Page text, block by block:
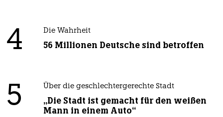
4 Die Wahrheit
56 Millionen Deutsche sind betroffen
5 Über die geschlechtergerechte Stadt
„Die Stadt ist gemacht für den weißen
Mann in einem Auto“